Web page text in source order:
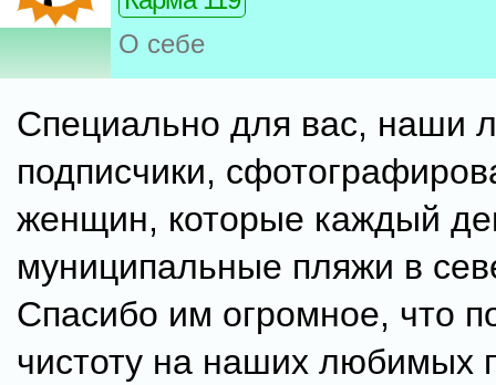
О себе
Специально для вас, наши
подписчики,
женщин, которые каждый
муниципальные пляжи в
Спасибо им огромное, что
чистоту на наших любимых